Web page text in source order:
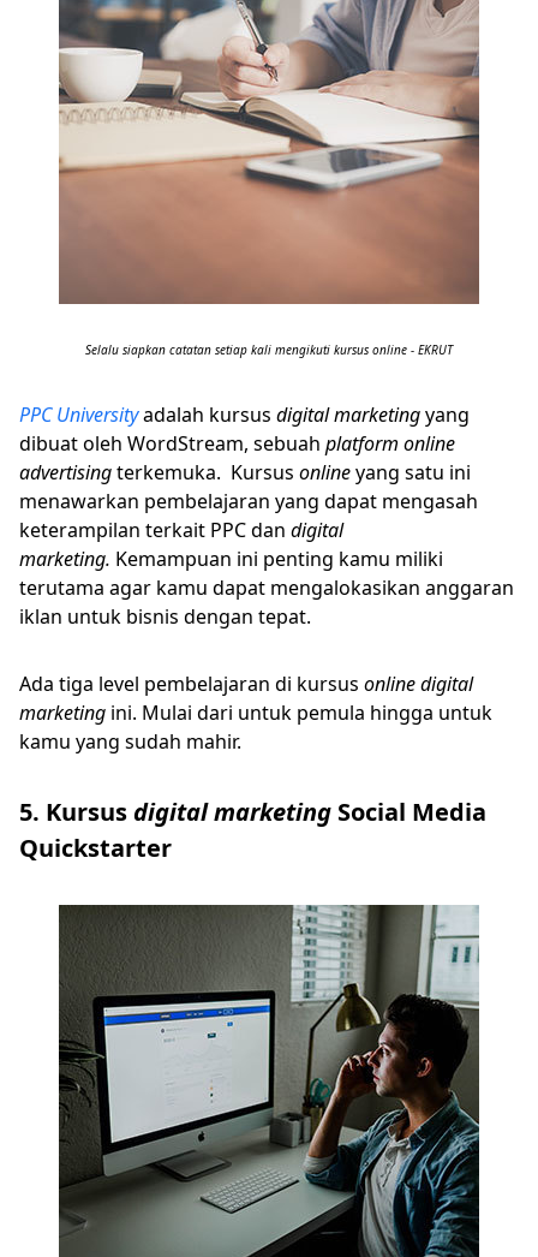
Selalu siapkan catatan setiap kali mengikuti kursus online - EKRUT
PPC Universityadalah kursus digital marketingyang
dibuat oleh WordStream, sebuah platform online
advertisingterkemuka. Kursus onlineyang satu ini
menawarkan pembelajaran yang dapat mengasah
keterampilan terkait PPC dan digital
marketing. Kemampuan ini penting kamu miliki
terutama agar kamu dapat mengalokasikan anggaran
iklan untuk bisnis dengan tepat.
Ada tiga level pembelajaran di kursus online digital
marketing ini. Mulai dari untuk pemula hingga untuk
kamu yang sudah mahir.
5. Kursus digital marketing Social Media
Quickstarter